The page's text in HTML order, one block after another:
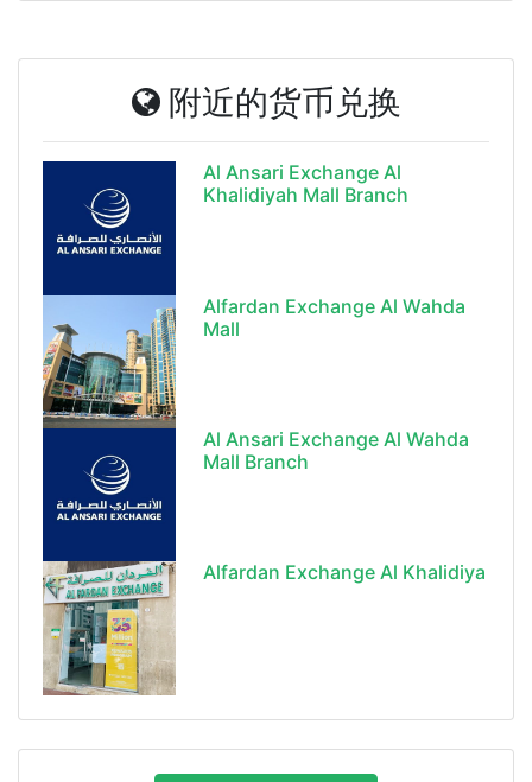
附近的货币兑换
Al Ansari Exchange Al
Khalidiyah Mall Branch
Alfardan Exchange Al Wahda
Mall
Al Ansari Exchange Al Wahda
Mall Branch
Alfardan Exchange Al Khalidiya